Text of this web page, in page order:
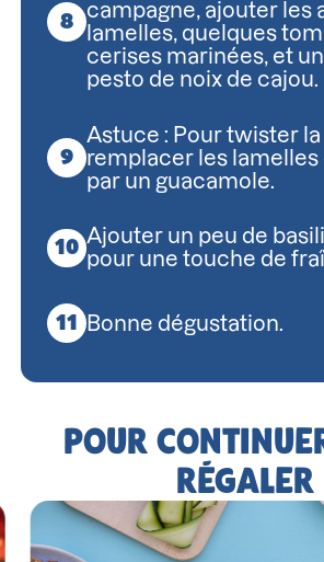
campagne, ajouter les
lamelles, quelques
cerises marinées, et
pesto de noix de cajou.
Astuce : Pour twister
remplacer les lamelles
par un guacamole.
Ajouter un peu de
pour une touche de
Bonne dégustation.
POUR
RÉGALER